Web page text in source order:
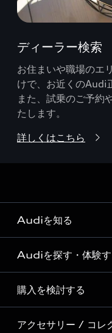
ディーラー検索
お住まいや職場のエ
けで、お近くのAudi
また、試乗のご予約
たします。
詳しくはこちら
Audiを知る
Audi ブランド
Story of Progress
Audi Sport
Audiを探す・体験す
ディーラー検索
新車在庫検索
購入を検討する
モデル一覧
アクセサリー / コレ